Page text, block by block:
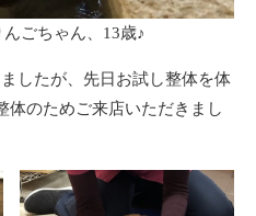
ごちゃん、13歳♪
したが、先日お試し整体を体
体のためご来店いただきまし